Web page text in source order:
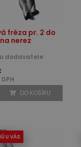
fréza pr. 2 do
nerez
dodavatele
DO KOŠÍKU
U VÁS